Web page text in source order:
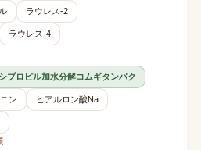
ラウレス-2
ラウレス-4
プロピル加水分解コムギタンパク
ン ヒアルロン酸Na